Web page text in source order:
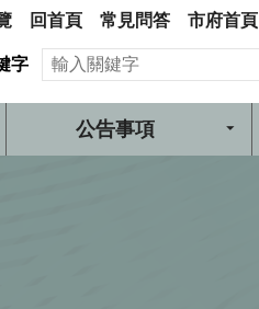
回首頁 常見問答 市府首頁
公告事項
字